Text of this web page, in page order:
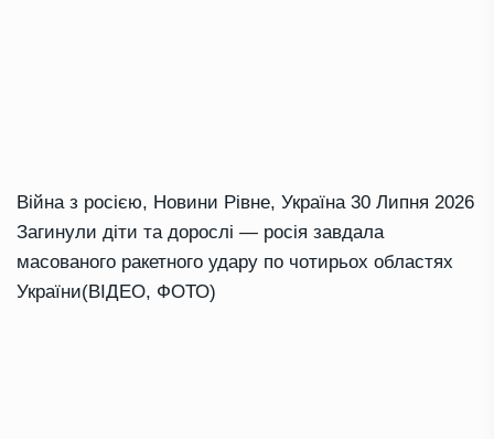
Війна з росією, Новини Рівне, Україна 30 Липня 2026
Загинули діти та дорослі — росія завдала
масованого ракетного удару по чотирьох областях
України(ВІДЕО, ФОТО)